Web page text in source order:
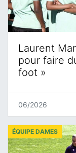
Laurent
pour faire
foot »
06/2026
ÉQUIPE DAMES